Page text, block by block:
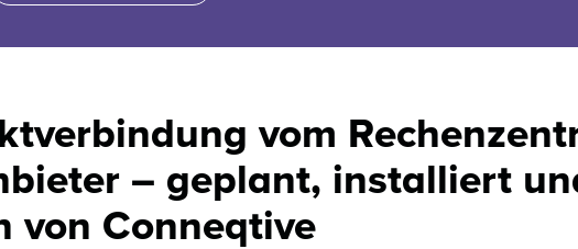
vom
– geplant, installiert
von Conneqtive